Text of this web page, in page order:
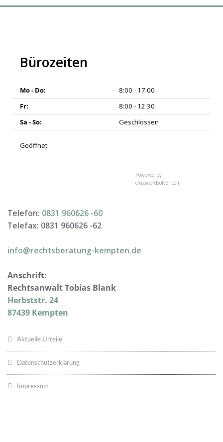
Bürozeiten
Mo - Do:
8:00 - 17:00
Fr:
8:00 - 12:30
Sa - So:
Geschlossen
Geöffnet
Powered by
crosswordsolver.com
Telefon: 0831 960626 -60
Telefax: 0831 960626 -62
info@rechtsberatung-kempten.de
Anschrift:
Rechtsanwalt Tobias Blank
Herbststr. 24
87439 Kempten
Aktuelle Urteile
Datenschutzerklärung
Impressum